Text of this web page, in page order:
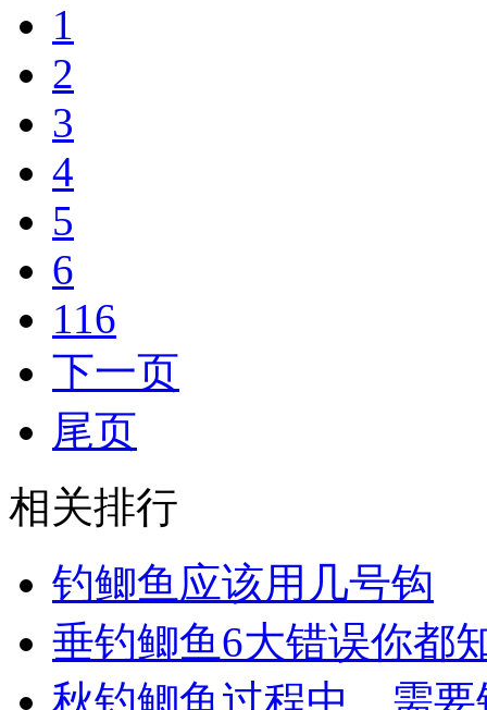
1
2
3
4
5
6
116
下一页
尾页
相关排行
钓鲫鱼应该用几号钩
垂钓鲫鱼6大错误你都